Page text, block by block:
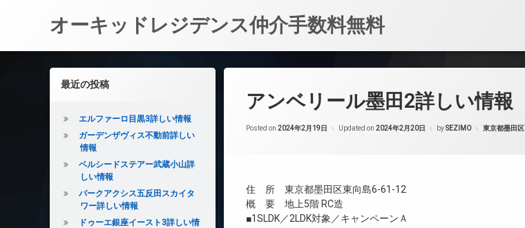
オーキッドレジデンス仲介手数料無料
アンベリール墨田2詳しい情報
Posted on 2024年2月19日 Updated on 2024年2月20日 bySEZIMO カテゴリー:
東京都墨田区
住 所 東京都墨田区東向島6-61-12
概 要 地上5階 RC造
■1SLDK／2LDK対象／キャンペーンＡ
左サイドバー
最近の投稿
エルファーロ目黒3詳しい情報
ガーデンザヴィス不動前詳しい
情報
ベルシードステアー武蔵小山詳
しい情報
パークアクシス五反田スカイタ
ワー詳しい情報
ドゥーエ銀座イースト3詳しい情